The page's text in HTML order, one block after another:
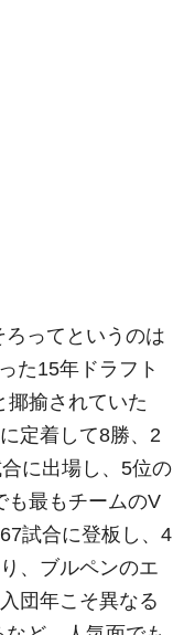
ってというのは
た15年ドラフト
揶揄されていた
定着して8勝、2
に出場し、5位の
も最もチームのV
試合に登板し、4
、ブルペンのエ
団年こそ異なる